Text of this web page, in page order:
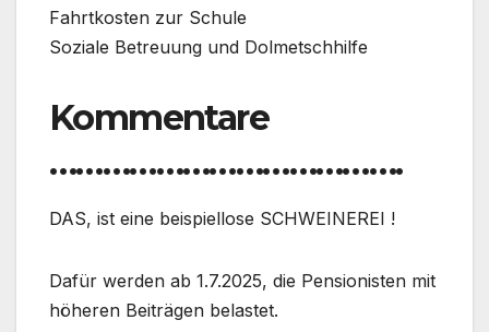
Fahrtkosten zur Schule
Soziale Betreuung und Dolmetschhilfe
Kommentare
………………………………….
DAS, ist eine beispiellose SCHWEINEREI !
Dafür werden ab 1.7.2025, die Pensionisten mit
höheren Beiträgen belastet.